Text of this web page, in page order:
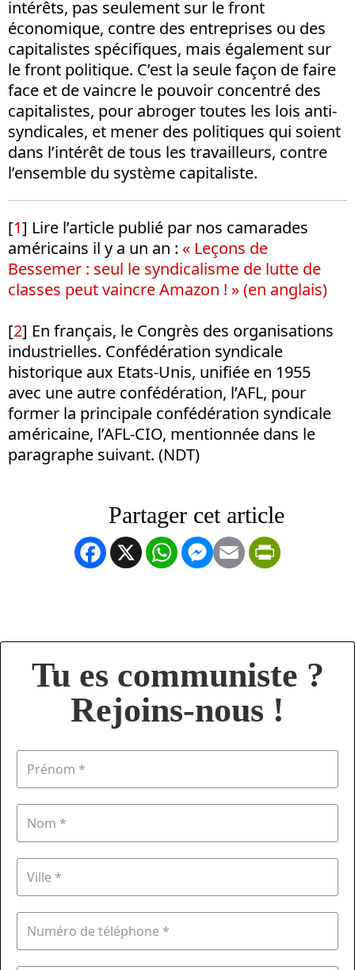
intérêts, pas seulement sur le front
économique, contre des entreprises ou des
capitalistes spécifiques, mais également sur
le front politique. C’est la seule façon de faire
face et de vaincre le pouvoir concentré des
capitalistes, pour abroger toutes les lois anti-
syndicales, et mener des politiques qui soient
dans l’intérêt de tous les travailleurs, contre
l’ensemble du système capitaliste.
[1] Lire l’article publié par nos camarades
américains il y a un an : « Leçons de
Bessemer : seul le syndicalisme de lutte de
classes peut vaincre Amazon ! » (en anglais)
[2] En français, le Congrès des organisations
industrielles. Confédération syndicale
historique aux Etats-Unis, unifiée en 1955
avec une autre confédération, l’AFL, pour
former la principale confédération syndicale
américaine, l’AFL-CIO, mentionnée dans le
paragraphe suivant. (NDT)
Facebook
X WhatsApp
Messenger
Email
Tu es communiste ?
Rejoins-nous !